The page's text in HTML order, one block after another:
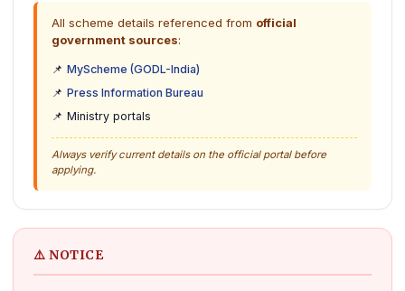
All scheme details referenced from official
government sources:
📌 MyScheme (GODL-India)
📌 Press Information Bureau
📌 Ministry portals
Always verify current details on the official portal before
applying.
⚠️ NOTICE